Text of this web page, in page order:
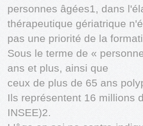
personnes âgées1, dans
thérapeutique gériatrique
pas une priorité de la
Sous le terme de «
ans et plus, ainsi que
ceux de plus de 65 ans
Ils représentent 16 millions
INSEE)2.